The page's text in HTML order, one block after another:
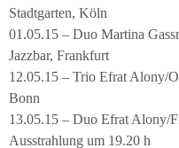
Stadtgarten, Köln
01.05.15 – Duo Martina
Jazzbar, Frankfurt
12.05.15 – Trio Efrat Alony/
Bonn
13.05.15 – Duo Efrat Alony/
Ausstrahlung um 19.20 h